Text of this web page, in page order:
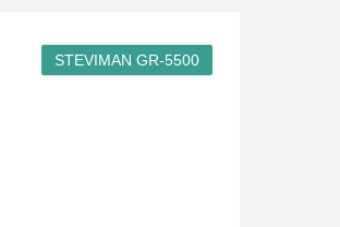
STEVIMAN GR-5500